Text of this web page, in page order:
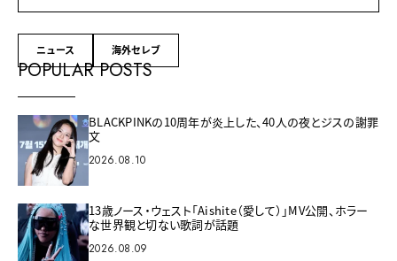
ニュース 海外セレブ
POPULAR POSTS
BLACKPINKの10周年が炎上した、40人の夜とジスの謝罪
文
2026.08.10
13歳ノース・ウェスト「Aishite（愛して）」MV公開、ホラー
な世界観と切ない歌詞が話題
2026.08.09